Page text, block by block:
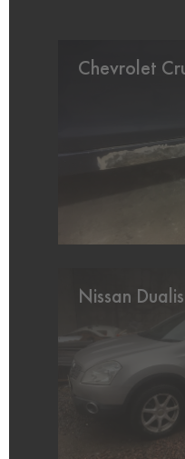
Chevrolet
Nissan Dualis